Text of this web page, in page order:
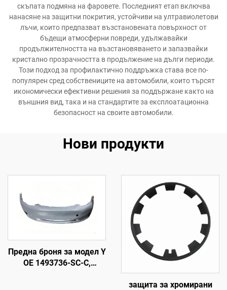
скъпата подмяна на фаровете. Последният етап включва
нанасяне на защитни покрития, устойчиви на ултравиолетови
лъчи, които предпазват възстановената повърхност от
бъдещи атмосферни повреди, удължавайки
продължителността на възстановяването и запазвайки
кристално прозрачността в продължение на дълги периоди.
Този подход за профилактично поддръжка става все по-
популярен сред собствениците на автомобили, които търсят
икономически ефективни решения за поддържане както на
външния вид, така и на стандартите за експлоатационна
безопасност на своите автомобили.
Нови продукти
Предна броня за модел Y
OE 1493736-SC-C,
защита за хромирани